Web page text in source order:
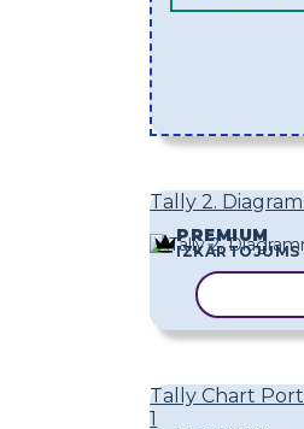
Tally 2.
PREMIUM
IZKĀRTOJUMS
Tally Chart
1